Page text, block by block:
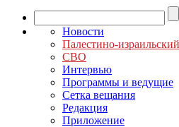
Новости
Палестино-
СВО
Интервью
Программы и ведущие
Сетка вещания
Редакция
Приложение